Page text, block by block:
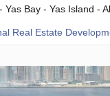
Yas Bay - Yas Island -
Real Estate